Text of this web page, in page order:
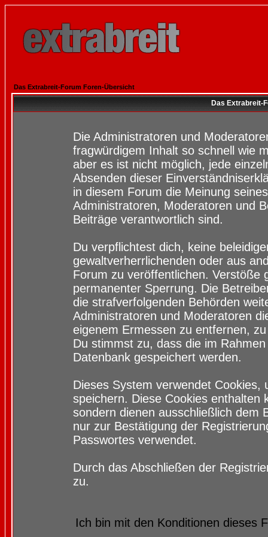
Das Extrabreit-Forum Foren-Übersicht
Das Extrabreit-
Die Administratoren und
fragwürdigem Inhalt so schnell wie
aber es ist nicht möglich, jede
Absenden dieser
in diesem Forum die Meinung
Administratoren, Moderatoren und
Beiträge verantwortlich sind.
Du verpflichtest dich, keine
gewaltverherrlichenden oder aus
Forum zu veröffentlichen. Verstöße
permanenter Sperrung. Die
die strafverfolgenden Behörden
Administratoren und Moderatoren
eigenem Ermessen zu entfernen,
Du stimmst zu, dass die im
Datenbank gespeichert werden.
Dieses System verwendet
speichern. Diese Cookies enthalten
sondern dienen ausschließlich dem
nur zur Bestätigung der
Passwortes verwendet.
Durch das Abschließen der
zu.
Ich bin mit den Konditionen dieses